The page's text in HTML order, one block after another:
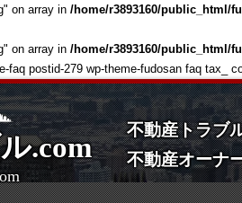
on array in /home/r3893160/public_html/
on array in /home/r3893160/public_html/
faq postid-279 wp-theme-fudosan faq tax_
.com
不動産トラブ
不動産オーナ